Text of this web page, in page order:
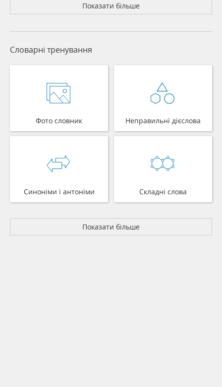
Показати більше
Словарні тренування
Фото словник Неправильні дієслова
Синоніми і антоніми Складні слова
Показати більше